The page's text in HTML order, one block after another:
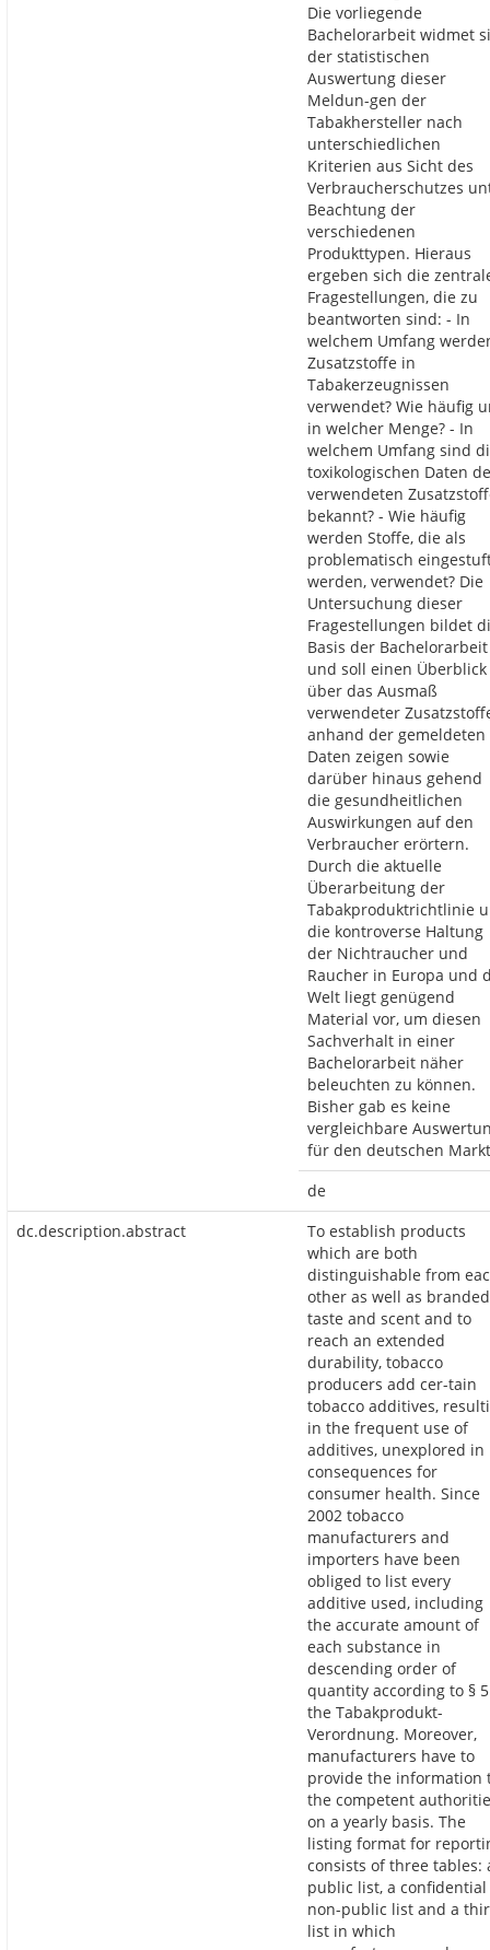
Die vorliegende
Bachelorarbeit widmet
der statistischen
Auswertung dieser
Meldun-gen der
Tabakhersteller nach
unterschiedlichen
Kriterien aus Sicht des
Verbraucherschutzes
Beachtung der
verschiedenen
Produkttypen. Hieraus
ergeben sich die
Fragestellungen, die zu
beantworten sind: - In
welchem Umfang
Zusatzstoffe in
Tabakerzeugnissen
verwendet? Wie häufig
in welcher Menge? - In
welchem Umfang sind
toxikologischen Daten
verwendeten
bekannt? - Wie häufig
werden Stoffe, die als
problematisch
werden, verwendet? Die
Untersuchung dieser
Fragestellungen bildet
Basis der Bachelorarbeit
und soll einen Überblick
über das Ausmaß
verwendeter
anhand der gemeldeten
Daten zeigen sowie
darüber hinaus gehend
die gesundheitlichen
Auswirkungen auf den
Verbraucher erörtern.
Durch die aktuelle
Überarbeitung der
Tabakproduktrichtlinie
die kontroverse Haltung
der Nichtraucher und
Raucher in Europa und
Welt liegt genügend
Material vor, um diesen
Sachverhalt in einer
Bachelorarbeit näher
beleuchten zu können.
Bisher gab es keine
vergleichbare
für den deutschen
de
dc.description.abstract
To establish products
which are both
distinguishable from
other as well as
taste and scent and to
reach an extended
durability, tobacco
producers add cer-tain
tobacco additives,
in the frequent use of
additives, unexplored in
consequences for
consumer health. Since
2002 tobacco
manufacturers and
importers have been
obliged to list every
additive used, including
the accurate amount of
each substance in
descending order of
quantity according to §
the Tabakprodukt-
Verordnung. Moreover,
manufacturers have to
provide the information
the competent
on a yearly basis. The
listing format for
consists of three tables:
public list, a confidential
non-public list and a
list in which